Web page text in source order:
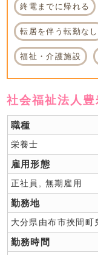
終電までに帰れる
転居を伴う転勤なし
福祉・介護施設
社会福祉法人
職種
栄養士
雇用形態
正社員, 無期雇用
勤務地
大分県由布市挾間町
勤務時間